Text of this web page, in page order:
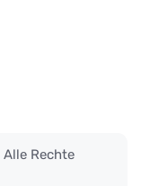
Rechte